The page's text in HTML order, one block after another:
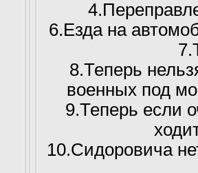
6.Езда на
8.Теперь
военных под
9.Теперь если
10.Сидоровича